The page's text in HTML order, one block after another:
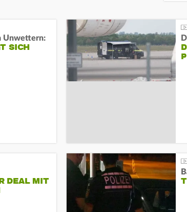
Unwettern:
SICH
DEAL MIT